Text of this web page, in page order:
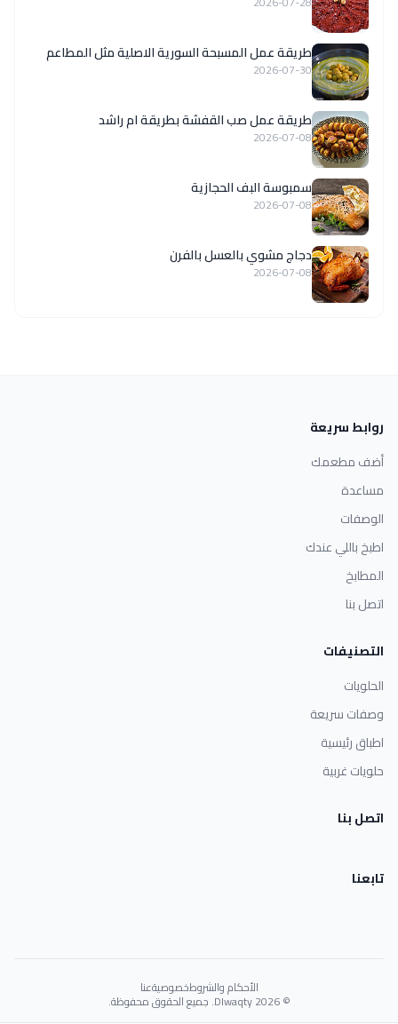
‏طريقة عمل المسبحة السورية الاصلية مثل المطاعم
2026-07-30
طريقة عمل صب القفشة بطريقة ام راشد
2026-07-08
سمبوسة البف الحجازية
2026-07-08
دجاج مشوي بالعسل بالفرن
2026-07-08
روابط سريعة
أضف مطعمك
مساعدة
الوصفات
اطبخ باللي عندك
المطابخ
اتصل بنا
التصنيفات
الحلويات
وصفات سريعة
اطباق رئيسية
حلويات غربية
اتصل بنا
تابعنا
الأحكام والشروطخصوصيةعنا
© 2026 Dlwaqty. جميع الحقوق محفوظة.